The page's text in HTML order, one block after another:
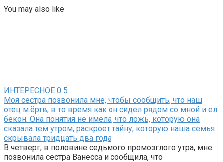
You may also like
ИНТЕРЕСНОЕ 0 5
Моя сестра позвонила мне, чтобы сообщить, что наш
отец м.ёртв, в то время как он сидел рядом со мной и ел
бекон. Она понятия не имела, что ложь, которую она
сказала тем утром, раскроет тайну, которую наша семья
скрывала тридцать два года
В четверг, в половине седьмого промозглого утра, мне
позвонила сестра Ванесса и сообщила, что